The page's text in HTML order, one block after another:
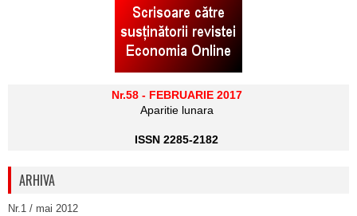
Nr.58 - FEBRUARIE 2017
Aparitie lunara
ISSN 2285-2182
ARHIVA
Nr.1 / mai 2012